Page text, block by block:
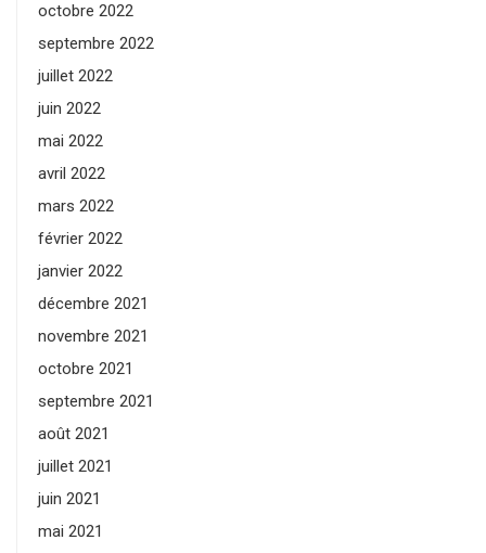
octobre 2022
septembre 2022
juillet 2022
juin 2022
mai 2022
avril 2022
mars 2022
février 2022
janvier 2022
décembre 2021
novembre 2021
octobre 2021
septembre 2021
août 2021
juillet 2021
juin 2021
mai 2021